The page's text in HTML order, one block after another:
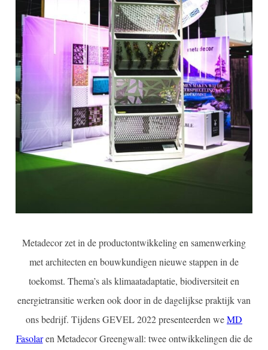
Metadecor zet in de productontwikkeling en samenwerking
met architecten en bouwkundigen nieuwe stappen in de
toekomst. Thema’s als klimaatadaptatie, biodiversiteit en
energietransitie werken ook door in de dagelijkse praktijk van
ons bedrijf. Tijdens GEVEL 2022 presenteerden weMD
Fasolaren Metadecor Greengwall: twee ontwikkelingen die de